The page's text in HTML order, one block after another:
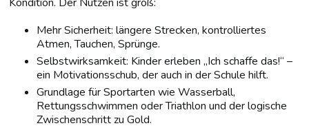
Mehr Sicherheit: längere Strecken, kontrolliertes
Atmen, Tauchen, Sprünge.
Selbstwirksamkeit: Kinder erleben „Ich schaffe das!“ –
ein Motivationsschub, der auch in der Schule hilft.
Grundlage für Sportarten wie Wasserball,
Rettungsschwimmen oder Triathlon und der logische
Zwischenschritt zu Gold.